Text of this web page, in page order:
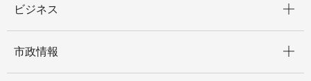
ビジネス
市政情報